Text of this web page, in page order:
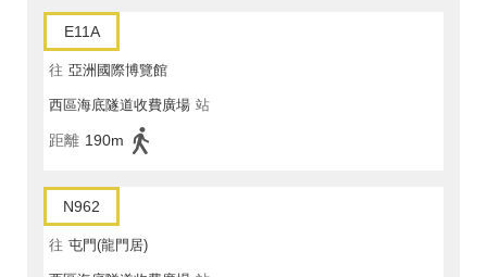
E11A
往 亞洲國際博覽館
西區海底隧道收費廣場 站
距離 190m
N962
往 屯門(龍門居)